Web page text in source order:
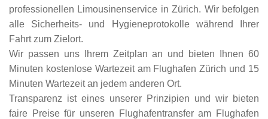
professionellen Limousinenservice in Zürich. Wir befolgen
alle Sicherheits- und Hygieneprotokolle während Ihrer
Fahrt zum Zielort.
Wir passen uns Ihrem Zeitplan an und bieten Ihnen 60
Minuten kostenlose Wartezeit am Flughafen Zürich und 15
Minuten Wartezeit an jedem anderen Ort.
Transparenz ist eines unserer Prinzipien und wir bieten
faire Preise für unseren Flughafentransfer am Flughafen